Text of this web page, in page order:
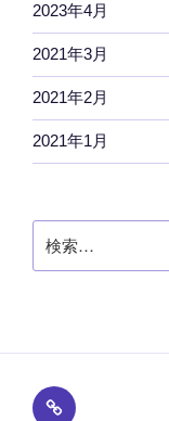
2023年4月
2021年3月
2021年2月
2021年1月
索:
プ